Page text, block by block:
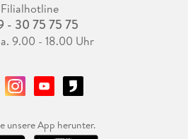
Filialhotline
- 30 75 75 75
9.00 - 18.00 Uhr
unsere App herunter.